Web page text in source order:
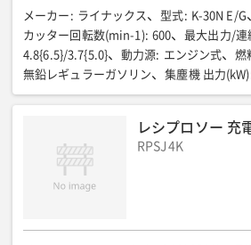
メーカー : ライナックス 型式: K-30N E/G
カッター回転数(min-1): 600 最大出力/連
4.8{6.5}/3.7{5.0}
動力源: エンジン式 燃
無鉛レギュラーガソリン
集塵機 出力(kW)
集塵機 最大風量(㎥/min): 3.0 集塵機 タ
全長(mm): 1280 全
全高(mm): 897 質量(kg): 98
レシプロソー 充
RPSJ4K